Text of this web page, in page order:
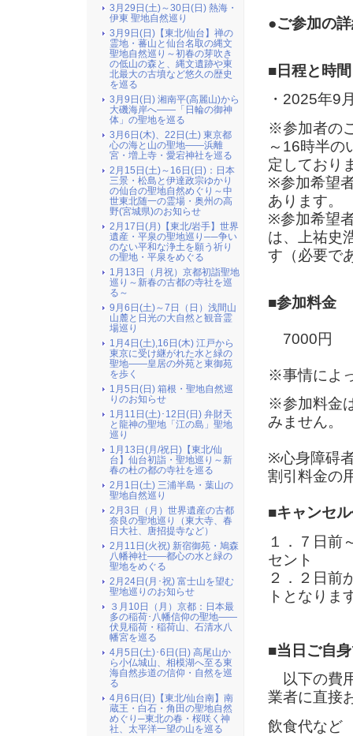
●ご参加の
■日程と時間
・2025年9
※参加者の
～16時半の
定しており
※参加希望
あります。
※参加希望
は、上祐史
す（必要で
■参加料金
7000円
※事情によ
※参加料金
みません。
※心身障碍
割引料金の
■キャンセ
１．７日前
セント
２．２日前
トとなりま
■当日ご自
以下の費
業者に直接
飲食代など
3月29日(土)～30日(日) 熱海・
伊東 聖地自然巡り
3月9日(日)【東北/仙台】禅の
霊地・蕃山と仙台名取の縄文
聖地自然巡り～初春の芽吹き
の低山の森と、縄文遺跡や東
北最大の古墳など悠久の歴史
を巡る
3月9日(日) 湘南平(高麗山)から
大磯海岸へ――「日輪の御神
体」の聖地を巡る
3月6日(木)、22日(土) 東京都
心の海と山の聖地――浜離
宮・増上寺・愛宕神社を巡る
2月15日(土)～16日(日)：日本
三景・松島と伊達政宗ゆかり
の仙台の聖地自然めぐり～中
世東北随一の霊場・奥州の高
野(宮城県)のお知らせ
2月17日(月)【東北/岩手】世界
遺産・平泉の聖地巡り──争い
のない平和な浄土を願う祈り
の聖地・平泉をめぐる
1月13日（月祝）京都初詣聖地
巡り～新春の古都の寺社を巡
る～
9月6日(土)～7日（日）浅間山
山麓と日光の大自然と観音霊
場巡り
1月4日(土),16日(木) 江戸から
東京に受け継がれた水と緑の
聖地――皇居の外苑と東御苑
を歩く
1月5日(日) 箱根・聖地自然巡
りのお知らせ
1月11日(土)･12日(日) 弁財天
と龍神の聖地「江の島」聖地
巡り
1月13日(月/祝日)【東北/仙
台】仙台初詣・聖地巡り～新
春の杜の都の寺社を巡る
2月1日(土) 三浦半島・葉山の
聖地自然巡り
2月3日（月）世界遺産の古都
奈良の聖地巡り（東大寺、春
日大社、唐招提寺など）
2月11日(火祝) 新宿御苑・鳩森
八幡神社――都心の水と緑の
聖地をめぐる
2月24日(月･祝) 富士山を望む
聖地巡りのお知らせ
３月10日（月）京都：日本最
多の稲荷･八幡信仰の聖地――
伏見稲荷・稲荷山、石清水八
幡宮を巡る
4月5日(土)･6日(日) 高尾山か
ら小仏城山、相模湖へ至る東
海自然歩道の信仰・自然を巡
る
4月6日(日)【東北/仙台南】南
蔵王・白石・角田の聖地自然
めぐり─東北の春・桜咲く神
社、太平洋一望の山を巡る